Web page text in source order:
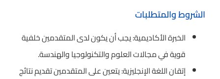
الشروط والمتطلبات
الخبرة الأكاديمية: يجب أن يكون لدى المتقدمين خلفية
قوية في مجالات العلوم والتكنولوجيا والهندسة.
إتقان اللغة الإنجليزية: يتعين على المتقدمين تقديم نتائج